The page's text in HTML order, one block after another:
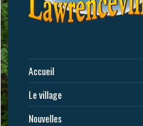
Accueil
Le village
Nouvelles